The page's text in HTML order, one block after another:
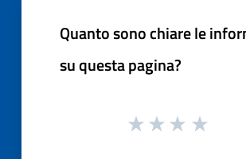
Quanto sono chiare le
su questa pagina?